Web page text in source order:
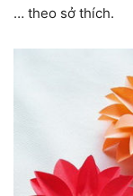
… theo sở thích.